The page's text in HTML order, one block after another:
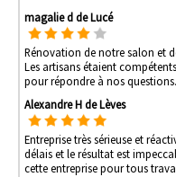
magalie d de Lucé
Rénovation de notre salon et
Les artisans étaient
pour répondre à nos
Alexandre H de Lèves
Entreprise très sérieuse et
délais et le résultat est
cette entreprise pour tous